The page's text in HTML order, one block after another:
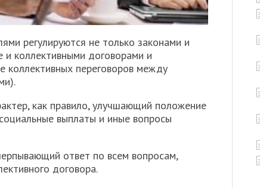
регулируются не только законами и
коллективными договорами и
коллективных переговоров между
как правило, улучшающий положение
выплаты и иные вопросы
ответ по всем вопросам,
договора.